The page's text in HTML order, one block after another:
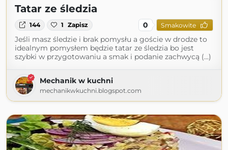
Tatar ze śledzia
144 1 Zapisz 0 Smakowite
Jeśli masz śledzie i brak pomysłu a goście w drodze to
idealnym pomysłem będzie tatar ze śledzia bo jest
szybki w przygotowaniu a smak i podanie zachwycą (...)
Mechanik w kuchni
mechanikwkuchni.blogspot.com